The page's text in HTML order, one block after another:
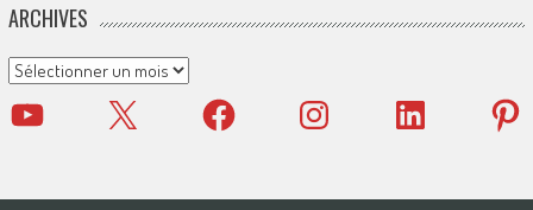
ARCHIVES
Archives
YouTube X Facebook Instagram LinkedIn